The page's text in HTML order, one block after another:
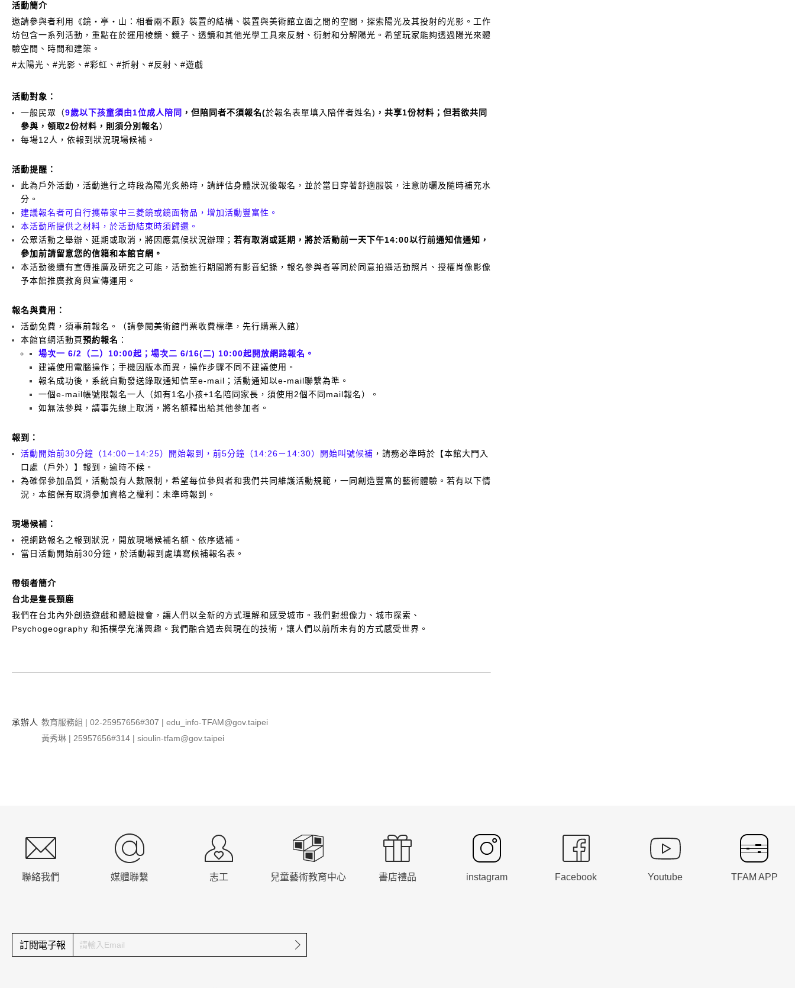
活動簡介
邀請參與者利用《鏡・亭・山：相看兩不厭》裝置的結構、裝置與美術館立面之間的空間，探索陽光及其投射的光影。工作
坊包含一系列活動，重點在於運用棱鏡、鏡子、透鏡和其他光學工具來反射、衍射和分解陽光。希望玩家能夠透過陽光來體
驗空間、時間和建築。
#太陽光、#光影、#彩虹、#折射、#反射、#遊戲
活動對象：
一般民眾（9歲以下孩童須由1位成人陪同 ，但陪同者不須報名(於報名表單填入陪伴者姓名) ，共享1份材料；但若欲共同
參與，領取2份材料，則須分別報名）
每場12人，依報到狀況現場候補。
活動提醒：
此為戶外活動，活動進行之時段為陽光炙熱時，請評估身體狀況後報名，並於當日穿著舒適服裝，注意防曬及隨時補充水
分。
建議報名者可自行攜帶家中三菱鏡或鏡面物品，增加活動豐富性。
本活動所提供之材料，於活動結束時須歸還。
公眾活動之舉辦、延期或取消，將因應氣候狀況辦理； 若有取消或延期，將於活動前一天下午14:00以行前通知信通知，
參加前請留意您的信箱和本館官網。
本活動後續有宣傳推廣及研究之可能，活動進行期間將有影音紀錄，報名參與者等同於同意拍攝活動照片、授權肖像影像
予本館推廣教育與宣傳運用。
報名與費用：
活動免費，須事前報名。（請參閱美術館門票收費標準 ，先行購票入館）
本館官網活動頁預約報名 ：
場次一 6/2（二）10:00起；場次二 6/16(二) 10:00起開放網路報名。
建議使用電腦操作；手機因版本而異，操作步驟不同不建議使用。
報名成功後，系統自動發送錄取通知信至e-mail；活動通知以e-mail聯繫為準。
一個e-mail帳號限報名一人（如有1名小孩+1名陪同家長，須使用2個不同mail報名）。
如無法參與，請事先線上取消，將名額釋出給其他參加者。
報到：
活動開始前30分鐘（14:00－14:25）開始報到，前5分鐘（14:26－14:30）開始叫號候補 ，請務必準時於【本館大門入
口處（戶外）】報到，逾時不候。
為確保參加品質，活動設有人數限制，希望每位參與者和我們共同維護活動規範，一同創造豐富的藝術體驗。若有以下情
況，本館保有取消參加資格之權利：未準時報到。
現場候補：
視網路報名之報到狀況，開放現場候補名額、依序遞補。
當日活動開始前30分鐘，於活動報到處填寫候補報名表。
帶領者簡介
台北是隻長頸鹿
我們在台北內外創造遊戲和體驗機會，讓人們以全新的方式理解和感受城市。我們對想像力、城市探索、
Psychogeography 和拓樸學充滿興趣。我們融合過去與現在的技術，讓人們以前所未有的方式感受世界。
承辦人 教育服務組 | 02-25957656#307 | edu_info-TFAM@gov.taipei
黃秀琳 | 25957656#314 | sioulin-tfam@gov.taipei
聯絡我們 媒體聯繫 志工 兒童藝術教育中心 書店禮品 instagram Facebook Youtube TFAM APP
訂閱電子報 確定送出